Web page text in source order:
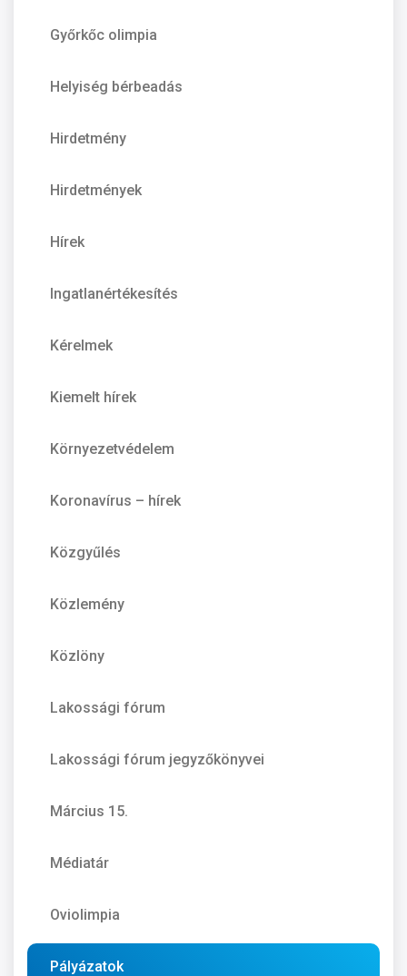
Győrkőc olimpia
Helyiség bérbeadás
Hirdetmény
Hirdetmények
Hírek
Ingatlanértékesítés
Kérelmek
Kiemelt hírek
Környezetvédelem
Koronavírus – hírek
Közgyűlés
Közlemény
Közlöny
Lakossági fórum
Lakossági fórum jegyzőkönyvei
Március 15.
Médiatár
Oviolimpia
Pályázatok